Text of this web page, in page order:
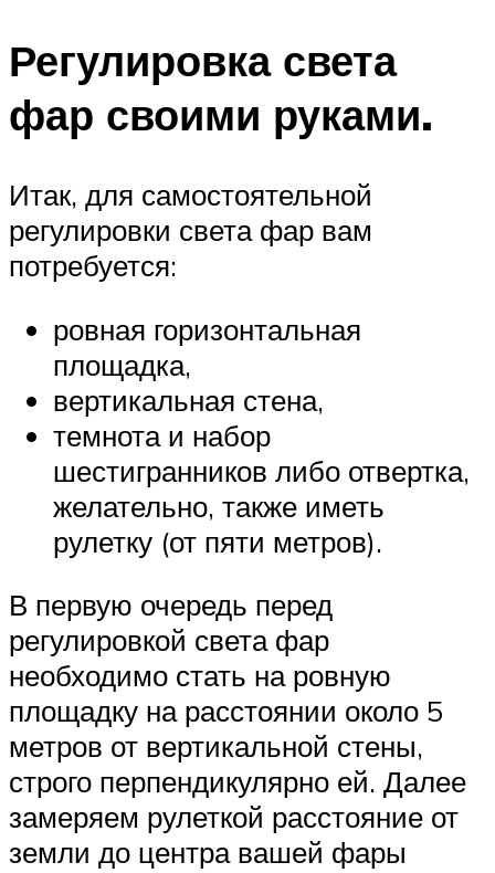
Регулировка света
фар своими руками.
Итак, для самостоятельной
регулировки света фар вам
потребуется:
ровная горизонтальная
площадка,
вертикальная стена,
темнота и набор
шестигранников либо отвертка,
желательно, также иметь
рулетку (от пяти метров).
В первую очередь перед
регулировкой света фар
необходимо стать на ровную
площадку на расстоянии около 5
метров от вертикальной стены,
строго перпендикулярно ей. Далее
замеряем рулеткой расстояние от
земли до центра вашей фары